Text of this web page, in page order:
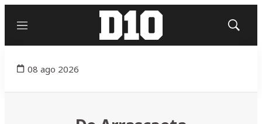
Menú
Mostrar
08 ago 2026